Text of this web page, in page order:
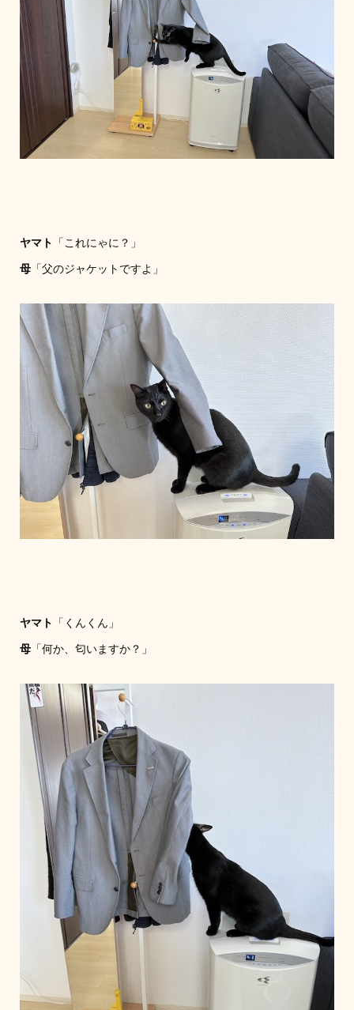
ヤマト 「これにゃに？」
母「父のジャケットですよ」
ヤマト 「くんくん」
母「何か、匂いますか？」